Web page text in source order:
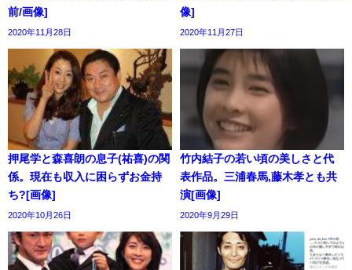
前/画像]
2020年11月28日
像]
2020年11月27日
押尾学と森喜朗の息子(祐喜)の関
係。現在も収入に困らずお金持
ち?[画像]
2020年10月26日
竹内結子の若い頃の美しさと代
表作品。三浦春馬,藤木孝とも共
演[画像]
2020年9月29日